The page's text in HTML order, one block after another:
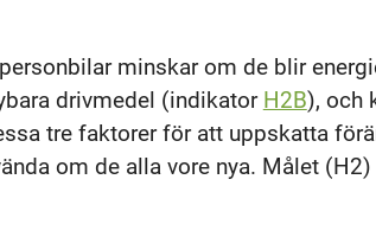
minskar om de blir
drivmedel (indikator H2B), och
tre faktorer för att uppskatta
om de alla vore nya. Målet